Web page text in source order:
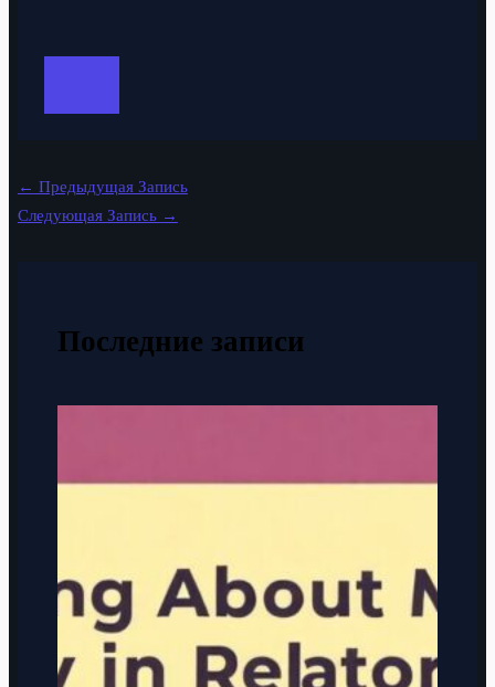
← Предыдущая Запись
Следующая Запись →
Последние записи